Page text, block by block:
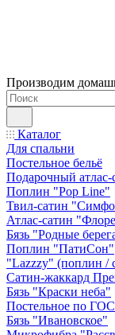
Производим
Каталог
Для спальни
Постельное бельё
Подарочный атлас-
Поплин "Pop Line"
Твил-сатин
Атлас-сатин
Бязь "Родные
Поплин "ПатиСон"
"Lazzzy" (поплин /
Сатин-жаккард
Бязь "Краски неба"
Постельное по
Бязь "Ивановское"